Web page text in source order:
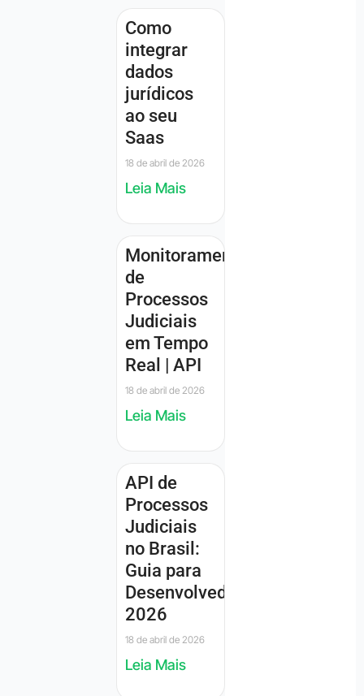
Como
integrar
dados
jurídicos
ao seu
Saas
18 de abril de 2026
Leia Mais
Monitoramento
de
Processos
Judiciais
em Tempo
Real | API
18 de abril de 2026
Leia Mais
API de
Processos
Judiciais
no Brasil:
Guia para
Desenvolvedores
2026
18 de abril de 2026
Leia Mais